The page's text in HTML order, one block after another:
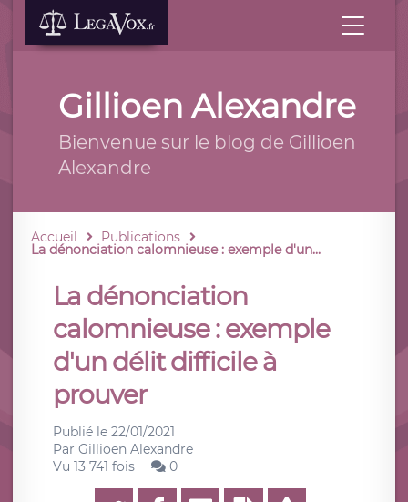
Gillioen Alexandre
Bienvenue sur le blog de Gillioen
Alexandre
Accueil Publications
La dénonciation calomnieuse : exemple d'un...
La dénonciation
calomnieuse : exemple
d'un délit difficile à
prouver
Publié le 22/01/2021
Par Gillioen Alexandre
Vu 13 741 fois
0